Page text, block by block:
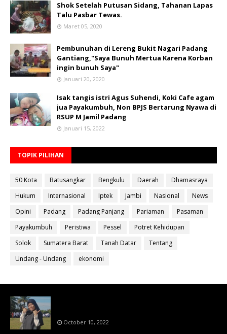
Shok Setelah Putusan Sidang, Tahanan Lapas
Talu Pasbar Tewas.
Maret 05, 2020
Pembunuhan di Lereng Bukit Nagari Padang
Gantiang,"Saya Bunuh Mertua Karena Korban
ingin bunuh Saya"
Januari 20, 2020
Isak tangis istri Agus Suhendi, Koki Cafe agam
jua Payakumbuh, Non BPJS Bertarung Nyawa di
RSUP M Jamil Padang
Januari 15, 2022
TOPIK PILIHAN
50 Kota Batusangkar Bengkulu Daerah
Dhamasraya
Hukum
Internasional Iptek Jambi Nasional
News
Opini
Padang Padang Panjang Pariaman
Pasaman
Payakumbuh
Peristiwa Pessel
Potret Kehidupan
Solok
Sumatera Barat Tanah Datar
Tentang
Undang - Undang
ekonomi
October 10, 2022